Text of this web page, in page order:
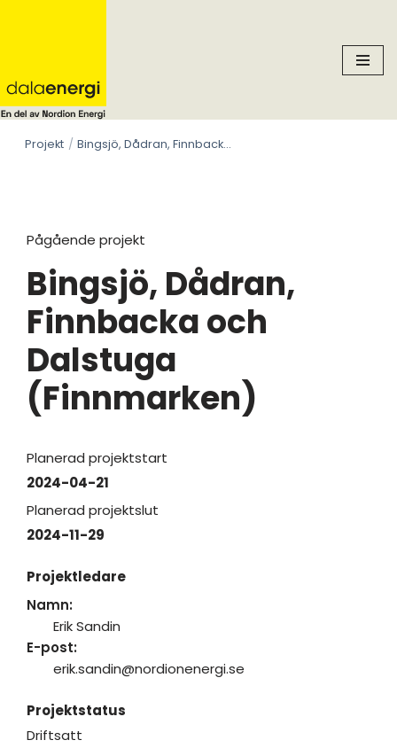
content
Projekt Bingsjö, Dådran, Finnbacka och Dalstuga (Finnmarken)
Pågående projekt
Bingsjö, Dådran,
Finnbacka och
Dalstuga
(Finnmarken)
Planerad projektstart
2024-04-21
Planerad projektslut
2024-11-29
Projektledare
Namn:
Erik Sandin
E-post:
erik.sandin@nordionenergi.se
Projektstatus
Driftsatt